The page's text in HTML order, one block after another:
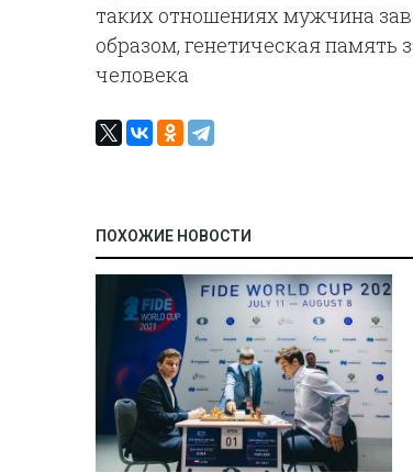
таких отношениях мужчина
образом, генетическая
человека
ПОХОЖИЕ НОВОСТИ